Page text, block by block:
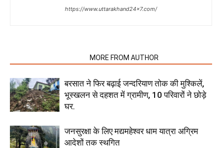
https://www.uttarakhand24x7.com/
MORE FROM AUTHOR
बरसात ने फिर बढ़ाई जन्दरियाण तोक की मुश्किलें,
भूस्खलन से दहशत में ग्रामीण, 10 परिवारों ने छोड़े
घर.
जनसुरक्षा के लिए मद्यमहेश्वर धाम यात्रा अग्रिम
आदेशों तक स्थगित